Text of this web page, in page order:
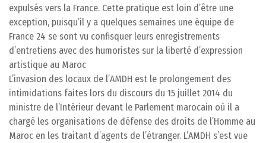
expulsés vers la France. Cette pratique est loin d’être une
exception, puisqu’il y a quelques semaines une équipe de
France 24 se sont vu confisquer leurs enregistrements
d’entretiens avec des humoristes sur la liberté d’expression
artistique au Maroc
L’invasion des locaux de l’AMDH est le prolongement des
intimidations faites lors du discours du 15 juillet 2014 du
ministre de l’Intérieur devant le Parlement marocain où il a
chargé les organisations de défense des droits de l’Homme au
Maroc en les traitant d’agents de l’étranger. L’AMDH s’est vue